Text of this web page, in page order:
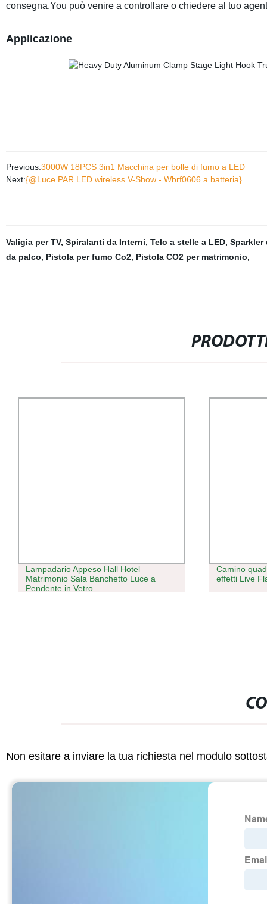
consegna.You può venire a controllare o chiedere al tuo
Applicazione
Previous:3000W 18PCS 3in1 Macchina per bolle di fumo a LED
Next:{@Luce PAR LED wireless V-Show - Wbrf0606 a batteria}
Valigia per TV, Spiralanti da Interni, Telo a stelle a LED, Sparkler
da palco, Pistola per fumo Co2, Pistola CO2 per matrimonio,
Lampadario Appeso Hall Hotel
Matrimonio Sala Banchetto Luce a
Pendente in Vetro
Camino
effetti Live
Non esitare a inviare la tua richiesta nel modulo